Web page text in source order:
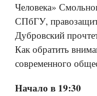
Человека»
СПбГУ,
Дубровский
Как обратить
современного
Начало в 19:30